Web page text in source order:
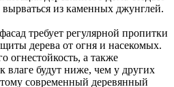
из каменных джунглей.
требует регулярной пропитки
дерева от огня и насекомых.
огнестойкость, а также
влаге будут ниже, чем у других
современный деревянный